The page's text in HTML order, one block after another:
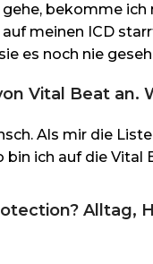
bekomme
meinen ICD
es noch nie
Vital Beat an.
Als mir die
bin ich auf die
Alltag,